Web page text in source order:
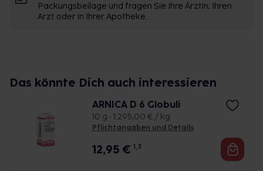
Packungsbeilage und fragen Sie Ihre Ärztin, Ihren
Arzt oder in Ihrer Apotheke.
Das könnte Dich auch interessieren
ARNICA D 6 Globuli
10 g • 1.295,00 € / kg
Pflichtangaben und Details
12,95 € 1, 3